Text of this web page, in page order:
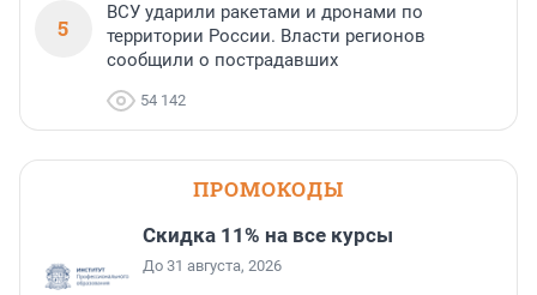
5
ВСУ ударили ракетами и дронами по
территории России. Власти регионов
сообщили о пострадавших
54 142
ПРОМОКОДЫ
Скидка 11% на все курсы
До 31 августа, 2026